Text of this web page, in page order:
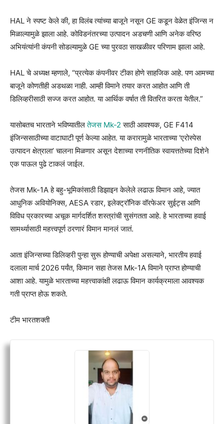
HAL ने स्पष्ट केले की, हा विलंब त्यांच्या बाजूने नसून GE कडून वेळेत इंजिन्स न
मिळाल्यामुळे झाला आहे. कोविडनंतरच्या उत्पादन अडचणी आणि अनेक वरिष्ठ
अभियंत्यांनी कंपनी सोडल्यामुळे GE च्या पुरवठा साखळीवर परिणाम झाला आहे.
HAL चे अध्यक्ष म्हणाले, “प्रत्येक कंपनीवर टीका होणे साहजिक आहे. पण आमच्या
बाजूने कोणतीही अडथळा नाही. आम्ही विमाने तयार करत आहोत आणि ती
डिलिव्हरीसाठी सज्ज करत आहोत. या आर्थिक वर्षात ती वितरित करता येतील.”
यासोबतच भारताने भविष्यातीलतेजस Mk-2 साठी आवश्यक, GE F414
इंजिन्ससाठीच्या वाटाघाटी पूर्ण केल्या आहेत. या करारामुळे भारताच्या ‘एरोस्पेस
उत्पादन क्षेत्राला’ चालना मिळणार असून देशाच्या रणनीतिक स्वायत्ततेच्या दिशेने
एक पाऊल पुढे टाकलं जाईल.
तेजस Mk-1A हे बहु-भूमिकांसाठी डिझाइन केलेले लढाऊ विमान आहे, ज्यात
आधुनिक अवियोनिक्स, AESA रडार, इलेक्ट्रॉनिक वॉरफेअर सुईट्स आणि
विविध प्रकारच्या अचूक मार्गदर्शित शस्त्रांची सुसंगतता आहे. हे भारताच्या हवाई
सामर्थ्यासाठी महत्त्वपूर्ण ठरणारं विमान मानलं जातं.
आता इंजिन्सच्या डिलिव्हरी पुन्हा सुरू होण्याची अपेक्षा असल्याने, भारतीय हवाई
दलाला मार्च 2026 पर्यंत, किमान सहा तेजस Mk-1A विमाने प्राप्त होण्याची
आशा आहे. यामुळे भारताच्या महत्त्वाकांक्षी लढाऊ विमान कार्यक्रमाला आवश्यक
गती प्राप्त होऊ शकते.
टीम भारतशक्ती